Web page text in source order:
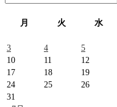
索:
月
火 水
3
4 5
10
11 12
17
18 19
24
25 26
31